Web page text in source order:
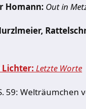
Homann: Out in
Lichter: Letzte Worte
59: Welträumchen